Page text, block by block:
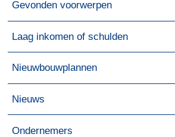
Gevonden voorwerpen
Laag inkomen of schulden
Nieuwbouwplannen
Nieuws
Ondernemers